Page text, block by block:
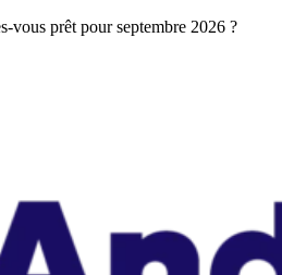
vous prêt pour septembre 2026 ?